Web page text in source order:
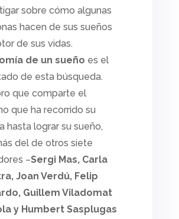
sobre cómo algunas
hacen de sus sueños
de sus vidas.
de un sueño es el
de esta búsqueda.
que comparte el
que ha recorrido su
hasta lograr su sueño,
del de otros siete
–Sergi Mas, Carla
Joan Verdú, Felip
Guillem Viladomat
y Humbert Sasplugas